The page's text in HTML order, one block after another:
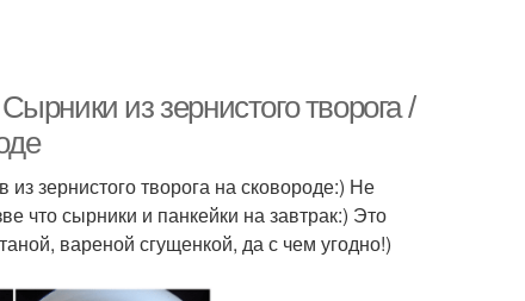
из зернистого творога /
зернистого творога на сковороде:) Не
что сырники и панкейки на завтрак:) Это
вареной сгущенкой, да с чем угодно!)